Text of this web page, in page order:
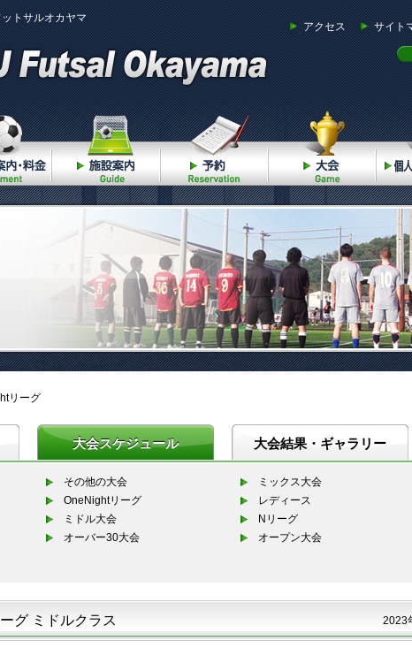
トサルオカヤマ
アクセス サイト
ご利用案内・料金 施設案内 予約 大会
リーグ
大会スケジュール 大会結果・ギャラリー
その他の大会
OneNightリーグ
ミドル大会
オーバー30大会
ミックス大会
レディース
Nリーグ
オープン大会
グ ミドルクラス 2023